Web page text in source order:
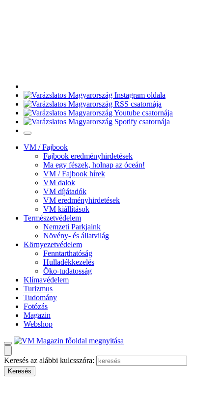
VM / Fajbook
Fajbook eredményhirdetések
Ma egy fészek, holnap az óceán!
VM / Fajbook hírek
VM dalok
VM díjátadók
VM eredményhirdetések
VM kiállítások
Természetvédelem
Nemzeti Parkjaink
Növény- és állatvilág
Környezetvédelem
Fenntarthatóság
Hulladékkezelés
Öko-tudatosság
Klímavédelem
Turizmus
Tudomány
Fotózás
Magazin
Webshop
Keresés az alábbi kulcsszóra: